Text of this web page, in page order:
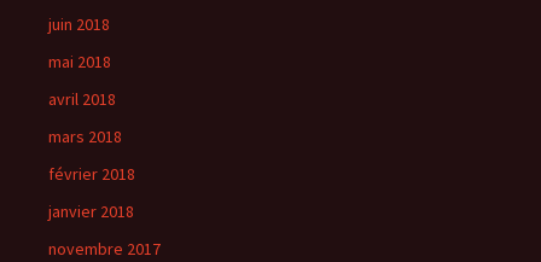
juin 2018
mai 2018
avril 2018
mars 2018
février 2018
janvier 2018
novembre 2017